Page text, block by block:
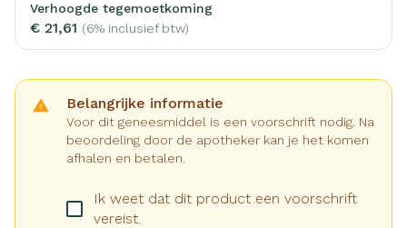
Verhoogde tegemoetkoming
€ 21,61 (6% inclusief btw)
Belangrijke informatie
Voor dit geneesmiddel is een voorschrift nodig. Na
beoordeling door de apotheker kan je het komen
afhalen en betalen.
Ik weet dat dit product een voorschrift
vereist.